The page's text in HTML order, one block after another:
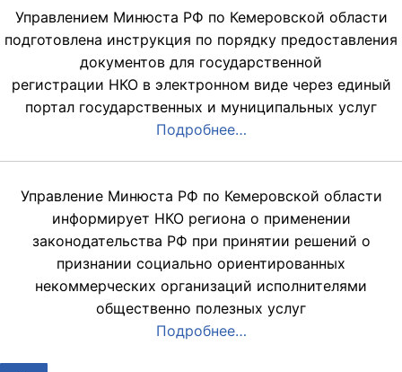
Управлением Минюста РФ по Кемеровской области
подготовлена инструкция по порядку предоставления
документов для государственной
регистрации НКО в электронном виде через единый
портал государственных и муниципальных услуг
Подробнее…
Управление Минюста РФ по Кемеровской области
информирует НКО региона о применении
законодательства РФ при принятии решений о
признании социально ориентированных
некоммерческих организаций исполнителями
общественно полезных услуг
Подробнее…